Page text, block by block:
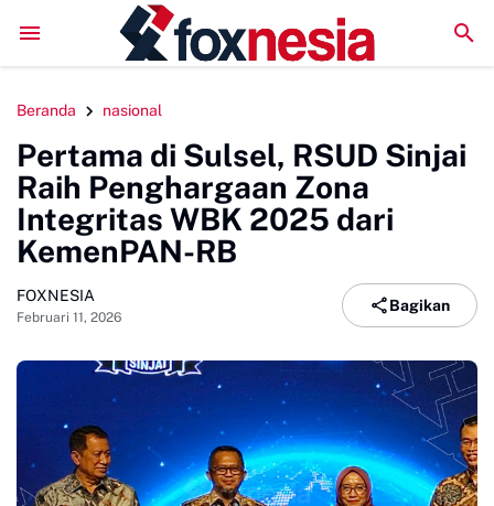
LPM Penalaran UNM Gelar Sidang Pleno, Evaluasi Kinerja
Beranda nasional
Pertama di Sulsel, RSUD Sinjai
Raih Penghargaan Zona
Integritas WBK 2025 dari
KemenPAN-RB
FOXNESIA
Februari 11, 2026
Bagikan